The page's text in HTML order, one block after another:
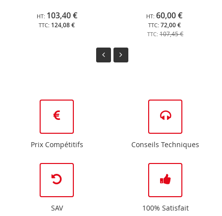
124,08 €
103,40 €
72,00 €
60,00 €
107,45 €
Prix Compétitifs Conseils Techniques
SAV 100% Satisfait